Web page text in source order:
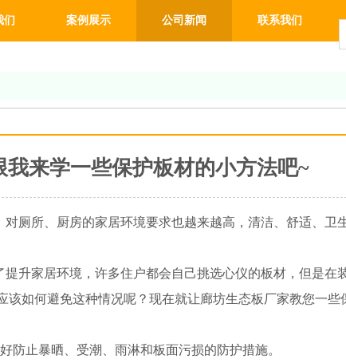
们 案例展示 公司新闻 联系我们
我来学一些保护板材的小方法吧~
厕所、厨房的家居环境要求也越来越高，清洁、舒适、卫
升家居环境，许多住户都会自己挑选心仪的板材，但是在
该如何避免这种情况呢？现在就让廊坊生态板厂家教您一些
止暴晒、受潮、雨淋和板面污损的防护措施。